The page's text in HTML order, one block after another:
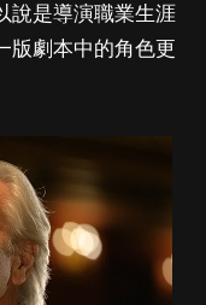
說是導演職業生涯
版劇本中的角色更